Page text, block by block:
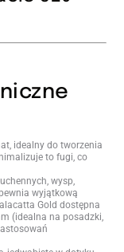
idealny do tworzenia
to fugi, co
wysp,
wyjątkową
Gold dostępna
(idealna na posadzki,